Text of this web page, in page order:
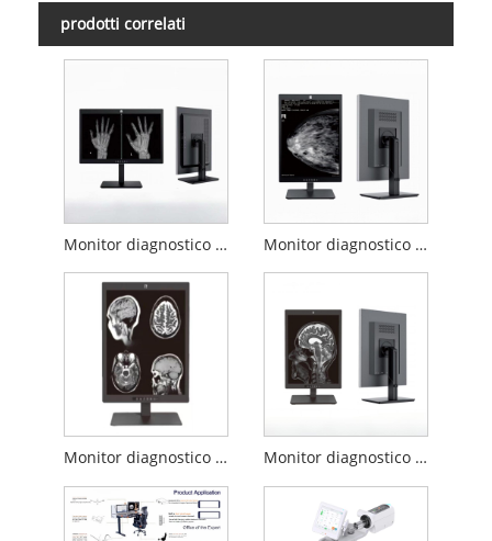
prodotti correlati
Monitor diagnostico medico da 2 MP da 24 pollici Monitor diagnostico medico da 21,3 pollici e 5 MP
Monitor diagnostico medico da 21,3 pollici 3MP Monitor diagnostico medico da 2 MP da 20,1 pollici